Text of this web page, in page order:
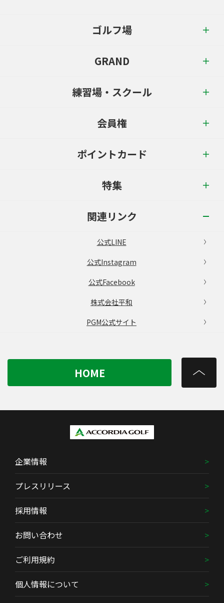
ゴルフ場
GRAND
練習場・スクール
会員権
ポイントカード
特集
関連リンク
公式LINE
公式Instagram
公式Facebook
株式会社平和
PGM公式サイト
HOME
企業情報
プレスリリース
採用情報
お問い合わせ
ご利用規約
個人情報について